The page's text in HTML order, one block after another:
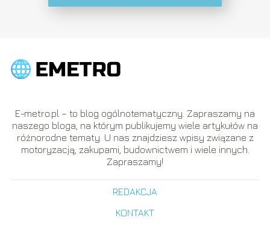
E-metro.pl – to blog ogólnotematyczny. Zapraszamy na
naszego bloga, na którym publikujemy wiele artykułów na
różnorodne tematy. U nas znajdziesz wpisy związane z
motoryzacją, zakupami, budownictwem i wiele innych.
Zapraszamy!
REDAKCJA
KONTAKT